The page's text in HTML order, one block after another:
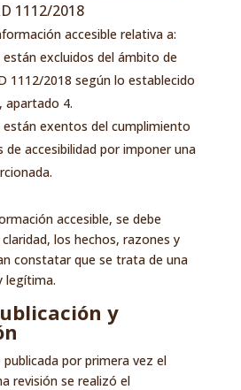
1112/2018
accesible relativa a:
excluidos del ámbito de
1112/2018 según lo establecido
apartado 4.
exentos del cumplimiento
de accesibilidad por imponer una
accesible, se debe
los hechos, razones y
constatar que se trata de una
legítima.
y
por primera vez el
revisión se realizó el